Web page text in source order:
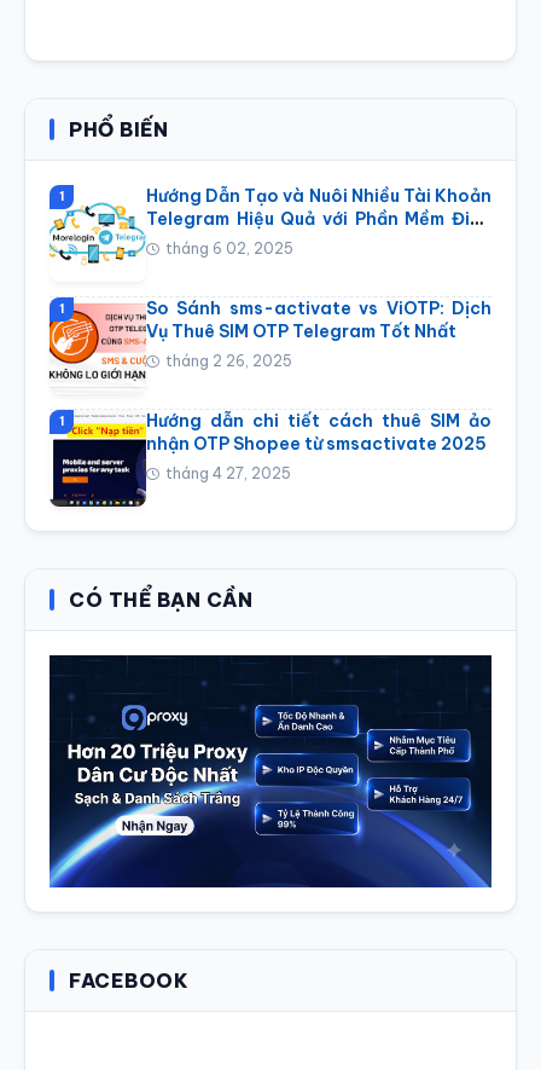
PHỔ BIẾN
1
Hướng Dẫn Tạo và Nuôi Nhiều Tài Khoản
Telegram Hiệu Quả với Phần Mềm Điện
Thoại Đám Mây Morelogin
tháng 6 02, 2025
1
So Sánh sms-activate vs ViOTP: Dịch
Vụ Thuê SIM OTP Telegram Tốt Nhất
tháng 2 26, 2025
1
Hướng dẫn chi tiết cách thuê SIM ảo
nhận OTP Shopee từ smsactivate 2025
tháng 4 27, 2025
CÓ THỂ BẠN CẦN
FACEBOOK